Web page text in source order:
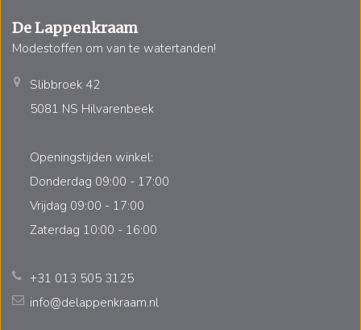
De Lappenkraam
Modestoffen om van te watertanden!
Slibbroek 42
5081 NS Hilvarenbeek
Openingstijden winkel:
Donderdag 09:00 - 17:00
Vrijdag 09:00 - 17:00
Zaterdag 10:00 - 16:00
+31 013 505 3125
info@delappenkraam.nl